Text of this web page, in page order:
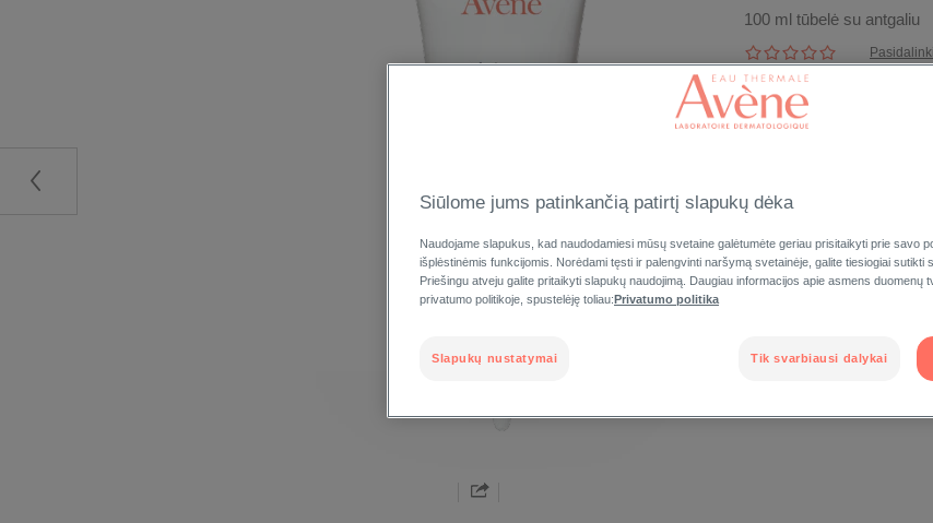
100 ml tūbelė su antgaliu
Grąžina odai
alkūnių, kelių, pėdų,
RASKITE
Siūlome jums patinkančią patirtį slapukų dėka
Naudojame slapukus, kad naudodamiesi mūsų svetaine galėtumėte geriau prisitaikyti prie savo
išplėstinėmis funkcijomis. Norėdami tęsti ir palengvinti naršymą svetainėje, galite tiesiogiai sutikti
Priešingu atveju galite pritaikyti slapukų naudojimą. Daugiau informacijos apie asmens duomenų
privatumo politikoje, spustelėję toliau: Privatumo politika
Slapukų nustatymai Tik svarbiausi dalykai